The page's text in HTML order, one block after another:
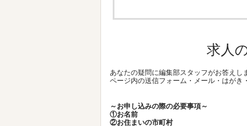
求人
あなたの疑問に編集部スタッフがお答えし
ページ内の送信フォーム・メール・はがき
～お申し込みの際の必要事項～
①お名前
②お住まいの市町村